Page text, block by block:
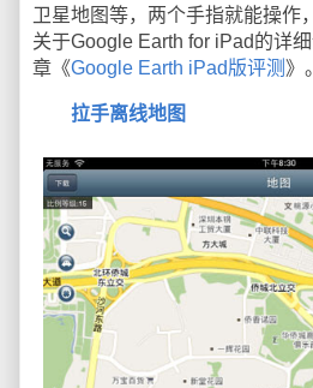
卫星地图等，两个手指就能操作
关于Google Earth for iPad的详
章《Google Earth iPad版评测 》。
拉手离线地图